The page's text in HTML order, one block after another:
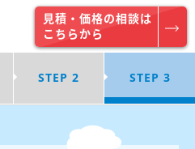
STEP 2 STEP 3
見積・価格の相談は
こちらから